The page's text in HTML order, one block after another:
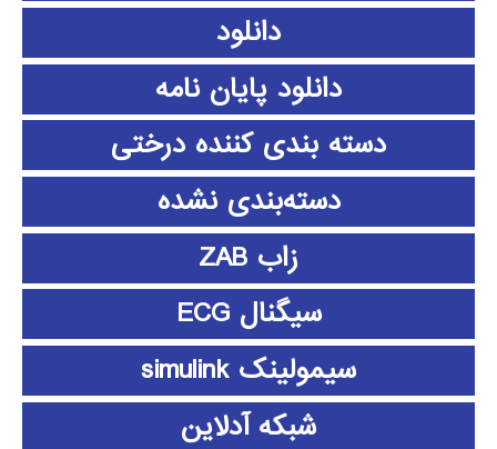
دانلود
دانلود پايان نامه
دسته بندی کننده درختی
دسته‌بندی نشده
زاب ZAB
سیگنال ECG
سیمولینک simulink
شبکه آدلاین